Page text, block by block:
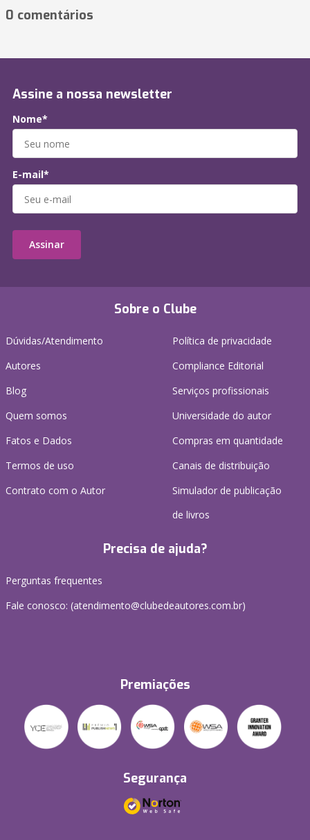
0 comentários
Sobre o Clube
Dúvidas/Atendimento
Autores
Blog
Quem somos
Fatos e Dados
Termos de uso
Contrato com o Autor
Política de privacidade
Compliance Editorial
Serviços profissionais
Universidade do autor
Compras em quantidade
Canais de distribuição
Simulador de publicação
de livros
Precisa de ajuda?
Perguntas frequentes
Fale conosco: (atendimento@clubedeautores.com.br)
Premiações
Segurança
Assine a nossa newsletter
Nome*
E-mail*
Assinar